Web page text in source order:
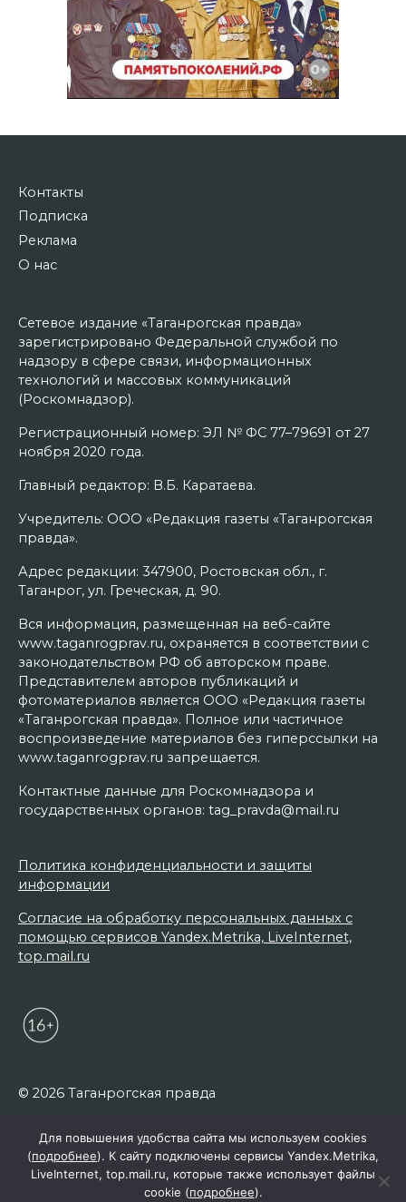
Контакты
Подписка
Реклама
О нас
Сетевое издание «Таганрогская правда»
зарегистрировано Федеральной службой по
надзору в сфере связи, информационных
технологий и массовых коммуникаций
(Роскомнадзор).
Регистрационный номер: ЭЛ № ФС 77–79691 от 27
ноября 2020 года.
Главный редактор: В.Б. Каратаева.
Учредитель: ООО «Редакция газеты «Таганрогская
правда».
Адрес редакции: 347900, Ростовская обл., г.
Таганрог, ул. Греческая, д. 90.
Вся информация, размещенная на веб-сайте
www.taganrogprav.ru, охраняется в соответствии с
законодательством РФ об авторском праве.
Представителем авторов публикаций и
фотоматериалов является ООО «Редакция газеты
«Таганрогская правда». Полное или частичное
воспроизведение материалов без гиперссылки на
www.taganrogprav.ru запрещается.
Контактные данные для Роскомнадзора и
государственных органов: tag_pravda@mail.ru
Политика конфиденциальности и защиты
информации
Согласие на обработку персональных данных с
помощью сервисов Yandex.Metrika, LiveInternet,
top.mail.ru
© 2026 Таганрогская правда
Для повышения удобства сайта мы используем cookies
(подробнее). К сайту подключены сервисы Yandex.Metrika,
LiveInternet, top.mail.ru, которые также использует файлы
cookie (подробнее).